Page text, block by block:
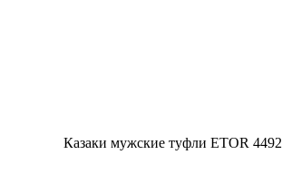
Казаки мужские туфли ETOR